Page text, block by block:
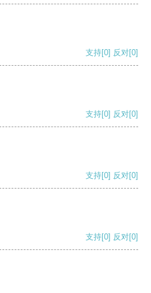
支持[0] 反对[0]
支持[0] 反对[0]
支持[0] 反对[0]
支持[0] 反对[0]